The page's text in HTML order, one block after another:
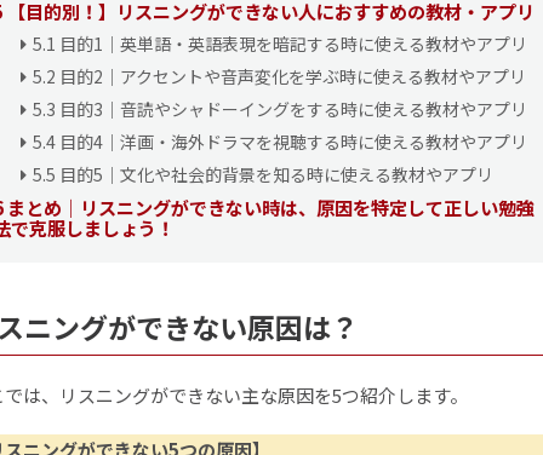
【目的別！】リスニングができない人におすすめの教材・アプリ
5.1 目的1｜英単語・英語表現を暗記する時に使える教材やアプリ
5.2 目的2｜アクセントや音声変化を学ぶ時に使える教材やアプリ
5.3 目的3｜音読やシャドーイングをする時に使える教材やアプリ
5.4目的4｜洋画・海外ドラマを視聴する時に使える教材やアプリ
5.5 目的5｜文化や社会的背景を知る時に使える教材やアプリ
まとめ｜リスニングができない時は、原因を特定して正しい勉強
で克服しましょう！
スニングができない原因は？
は、リスニングができない主な原因を5つ紹介します。
ニングができない5つの原因】